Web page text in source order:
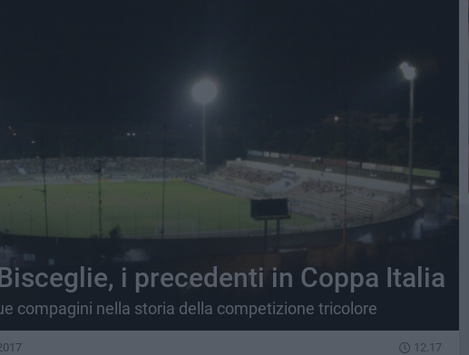
i precedenti in Coppa Italia
compagini nella storia della competizione tricolore
12.17